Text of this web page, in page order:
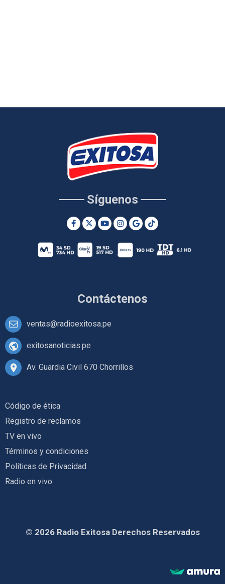
Contáctenos
ventas@radioexitosa.pe
exitosanoticias.pe
Av. Guardia Civil 670 Chorrillos
Síguenos
Código de ética
Registro de reclamos
TV en vivo
Términos y condiciones
Políticas de Privacidad
Radio en vivo
© 2026 Radio Exitosa Derechos Reservados